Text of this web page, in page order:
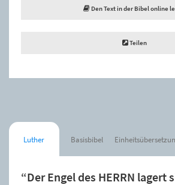
Den Text in der Bibel online
Teilen
Luther Basisbibel
“Der Engel des HERRN lagert